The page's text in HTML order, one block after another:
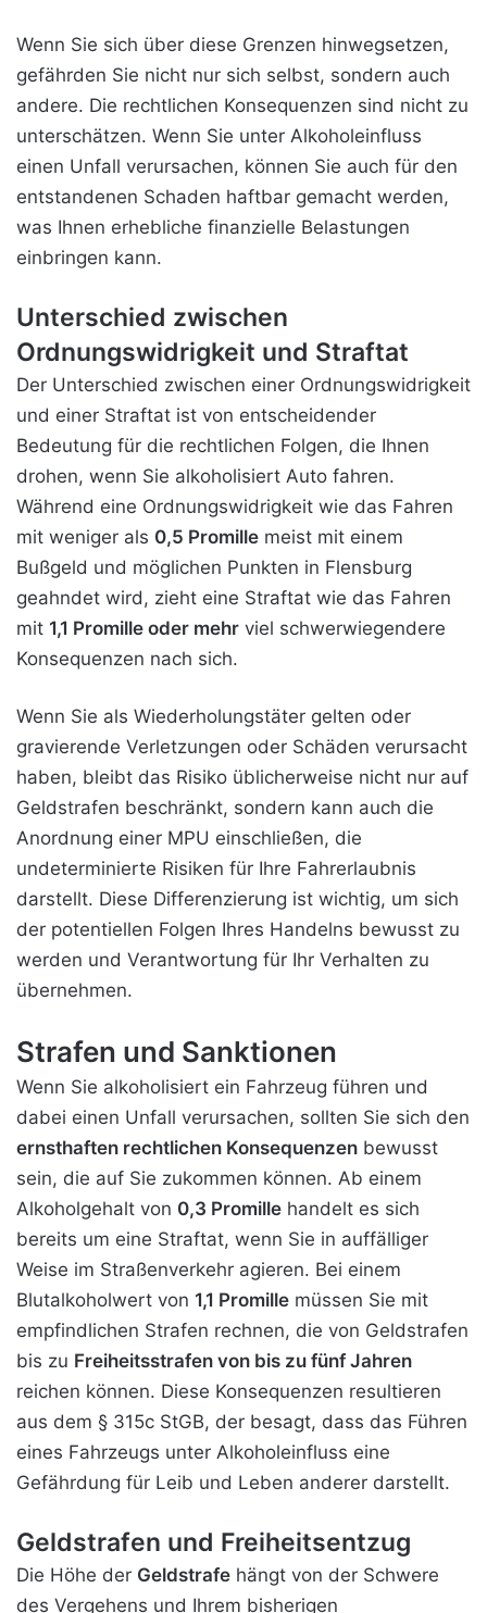
Wenn Sie sich über diese Grenzen hinwegsetzen,
gefährden Sie nicht nur sich selbst, sondern auch
andere. Die rechtlichen Konsequenzen sind nicht zu
unterschätzen. Wenn Sie unter Alkoholeinfluss
einen Unfall verursachen, können Sie auch für den
entstandenen Schaden haftbar gemacht werden,
was Ihnen erhebliche finanzielle Belastungen
einbringen kann.
Unterschied zwischen
Ordnungswidrigkeit und Straftat
Der Unterschied zwischen einer Ordnungswidrigkeit
und einer Straftat ist von entscheidender
Bedeutung für die rechtlichen Folgen, die Ihnen
drohen, wenn Sie alkoholisiert Auto fahren.
Während eine Ordnungswidrigkeit wie das Fahren
mit weniger als 0,5 Promille meist mit einem
Bußgeld und möglichen Punkten in Flensburg
geahndet wird, zieht eine Straftat wie das Fahren
mit 1,1 Promille oder mehr viel schwerwiegendere
Konsequenzen nach sich.
Wenn Sie als Wiederholungstäter gelten oder
gravierende Verletzungen oder Schäden verursacht
haben, bleibt das Risiko üblicherweise nicht nur auf
Geldstrafen beschränkt, sondern kann auch die
Anordnung einer MPU einschließen, die
undeterminierte Risiken für Ihre Fahrerlaubnis
darstellt. Diese Differenzierung ist wichtig, um sich
der potentiellen Folgen Ihres Handelns bewusst zu
werden und Verantwortung für Ihr Verhalten zu
übernehmen.
Strafen und Sanktionen
Wenn Sie alkoholisiert ein Fahrzeug führen und
dabei einen Unfall verursachen, sollten Sie sich den
ernsthaften rechtlichen Konsequenzen bewusst
sein, die auf Sie zukommen können. Ab einem
Alkoholgehalt von 0,3 Promille handelt es sich
bereits um eine Straftat, wenn Sie in auffälliger
Weise im Straßenverkehr agieren. Bei einem
Blutalkoholwert von 1,1 Promille müssen Sie mit
empfindlichen Strafen rechnen, die von Geldstrafen
bis zu Freiheitsstrafen von bis zu fünf Jahren
reichen können. Diese Konsequenzen resultieren
aus dem § 315c StGB, der besagt, dass das Führen
eines Fahrzeugs unter Alkoholeinfluss eine
Gefährdung für Leib und Leben anderer darstellt.
Geldstrafen und Freiheitsentzug
Die Höhe der Geldstrafe hängt von der Schwere
des Vergehens und Ihrem bisherigen